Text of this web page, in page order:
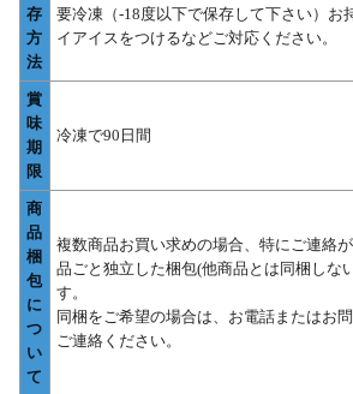
存
方
法
要冷凍（-18度以下で保存して下さい）お
イアイスをつけるなどご対応ください。
賞
味
期
限
冷凍で90日間
商
品
梱
包
に
つ
い
て
複数商品お買い求めの場合、特にご連絡
品ごと独立した梱包(他商品とは同梱しな
す。
同梱をご希望の場合は、お電話またはお
ご連絡ください。